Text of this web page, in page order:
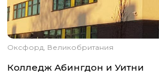
Оксфорд, Великобритания
Колледж Абингдон и Уитни